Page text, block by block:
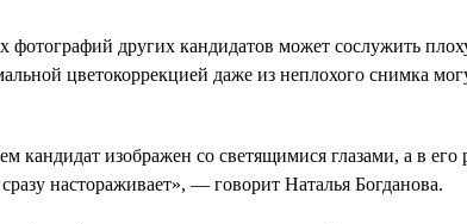
других кандидатов может сослужить
цветокоррекцией даже из неплохого снимка
кандидат изображен со светящимися глазами, а в
настораживает», — говорит Наталья Богданова.